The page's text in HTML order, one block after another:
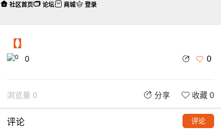
【】
0 0
浏览量 0 分享 收藏 0
评论 评论
社区首页 论坛 商城 登录